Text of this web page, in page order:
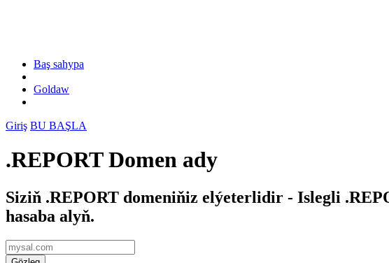
Baş sahypa
Goldaw
Giriş BU BAŞLA
.REPORT Domen ady
Siziň .REPORT domeniňiz elýeterlidir - Islegli
hasaba alyň.